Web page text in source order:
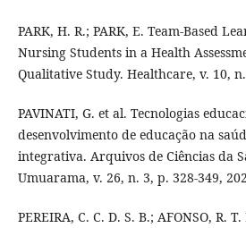
PARK, H. R.; PARK, E. Team-Based
Nursing Students in a Health
Qualitative Study. Healthcare, v. 10,
PAVINATI, G. et al. Tecnologias
desenvolvimento de educação na
integrativa. Arquivos de Ciências da
Umuarama, v. 26, n. 3, p. 328-349,
PEREIRA, C. C. D. S. B.; AFONSO, R.